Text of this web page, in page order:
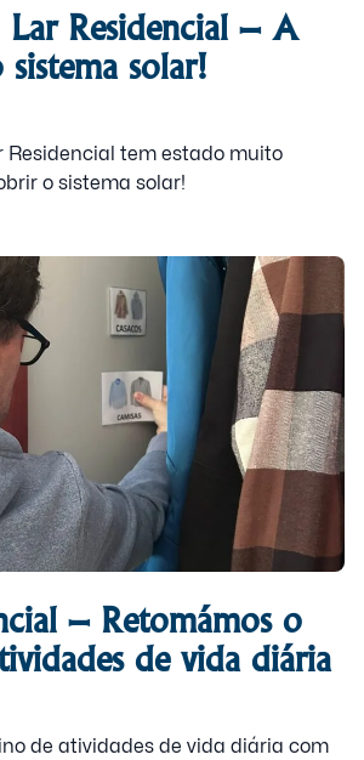
Residencial – A
solar!
Residencial tem estado muito
o sistema solar!
– Retomámos o
de vida diária
de atividades de vida diária com